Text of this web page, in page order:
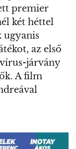
premier
két héttel
ugyanis
az első
járvány
A film